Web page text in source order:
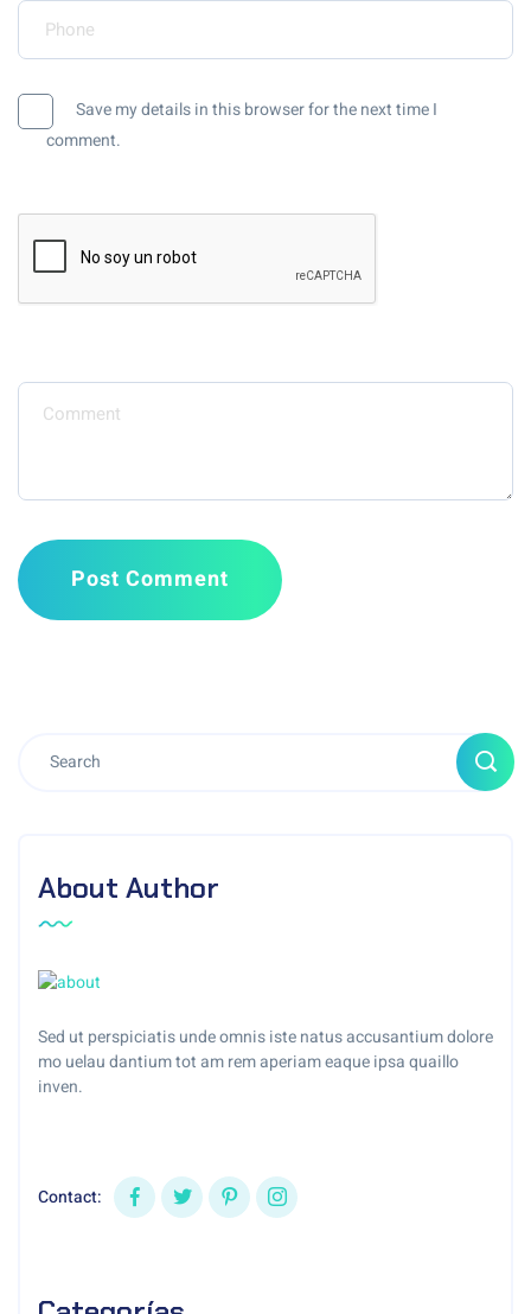
Save my details in this browser for the next time I
comment.
Post Comment
About Author
Sed ut perspiciatis unde omnis iste natus accusantium dolore
mo uelau dantium tot am rem aperiam eaque ipsa quaillo
inven.
Contact: